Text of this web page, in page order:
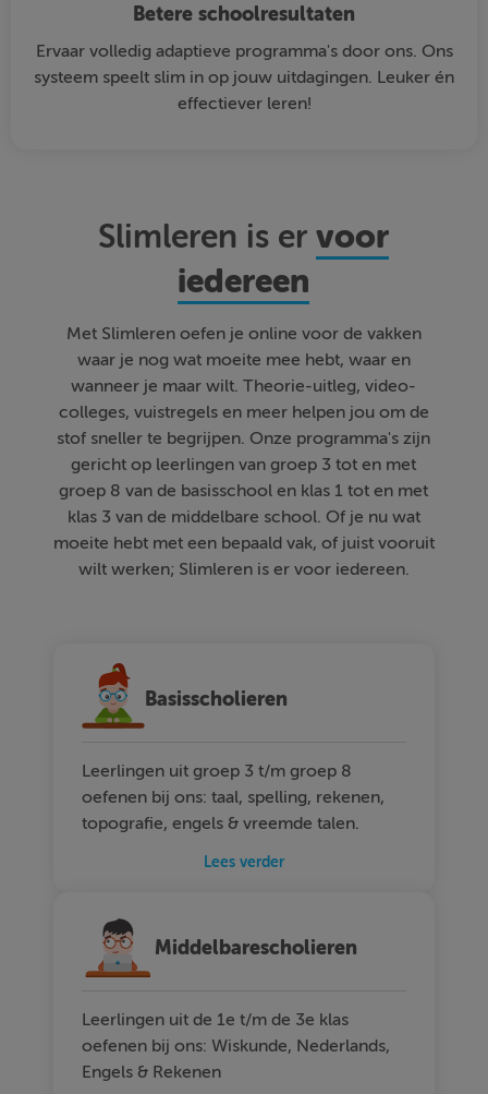
Betere schoolresultaten
Ervaar volledig adaptieve programma's door ons. Ons
systeem speelt slim in op jouw uitdagingen. Leuker én
effectiever leren!
Slimleren is ervoor
iedereen
Met Slimleren oefen je online voor de vakken
waar je nog wat moeite mee hebt, waar en
wanneer je maar wilt. Theorie-uitleg, video-
colleges, vuistregels en meer helpen jou om de
stof sneller te begrijpen. Onze programma's zijn
gericht op leerlingen van groep 3 tot en met
groep 8 van de basisschool en klas 1 tot en met
klas 3 van de middelbare school. Of je nu wat
moeite hebt met een bepaald vak, of juist vooruit
wilt werken; Slimleren is er voor iedereen.
Basisscholieren
Leerlingen uit groep 3 t/m groep 8
oefenen bij ons: taal, spelling, rekenen,
topografie, engels & vreemde talen.
Lees verder
Middelbarescholieren
Leerlingen uit de 1e t/m de 3e klas
oefenen bij ons: Wiskunde, Nederlands,
Engels & Rekenen